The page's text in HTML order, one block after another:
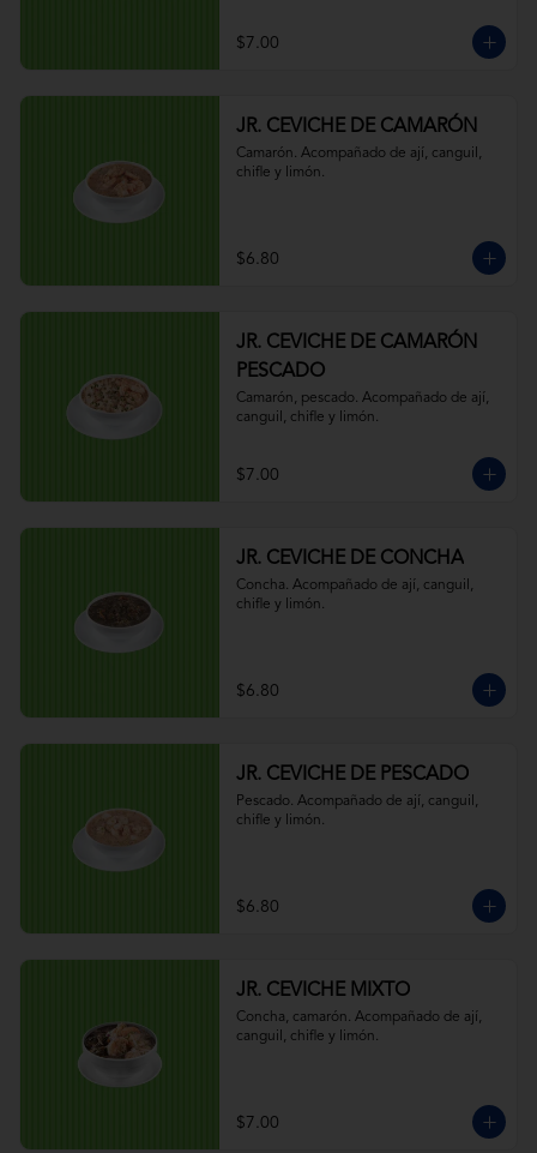
$7.00
JR. CEVICHE DE CAMARÓN
Camarón. Acompañado de ají, canguil,
chifle y limón.
$6.80
JR. CEVICHE DE CAMARÓN
PESCADO
Camarón, pescado. Acompañado de ají,
canguil, chifle y limón.
$7.00
JR. CEVICHE DE CONCHA
Concha. Acompañado de ají, canguil,
chifle y limón.
$6.80
JR. CEVICHE DE PESCADO
Pescado. Acompañado de ají, canguil,
chifle y limón.
$6.80
JR. CEVICHE MIXTO
Concha, camarón. Acompañado de ají,
canguil, chifle y limón.
$7.00